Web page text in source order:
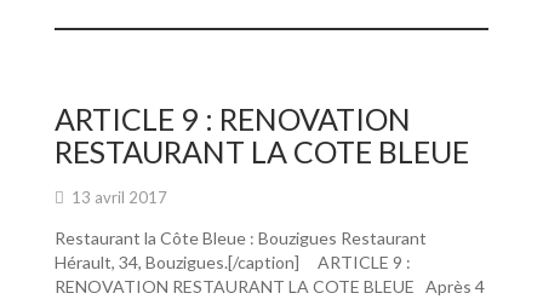
e
o
o
k
itt ta
er
ARTICLE 9 : RENOVATION
RESTAURANT LA COTE BLEUE
13 avril 2017
Restaurant la Côte Bleue : Bouzigues Restaurant
Hérault, 34, Bouzigues.[/caption] ARTICLE 9 :
RENOVATION RESTAURANT LA COTE BLEUE Après 4